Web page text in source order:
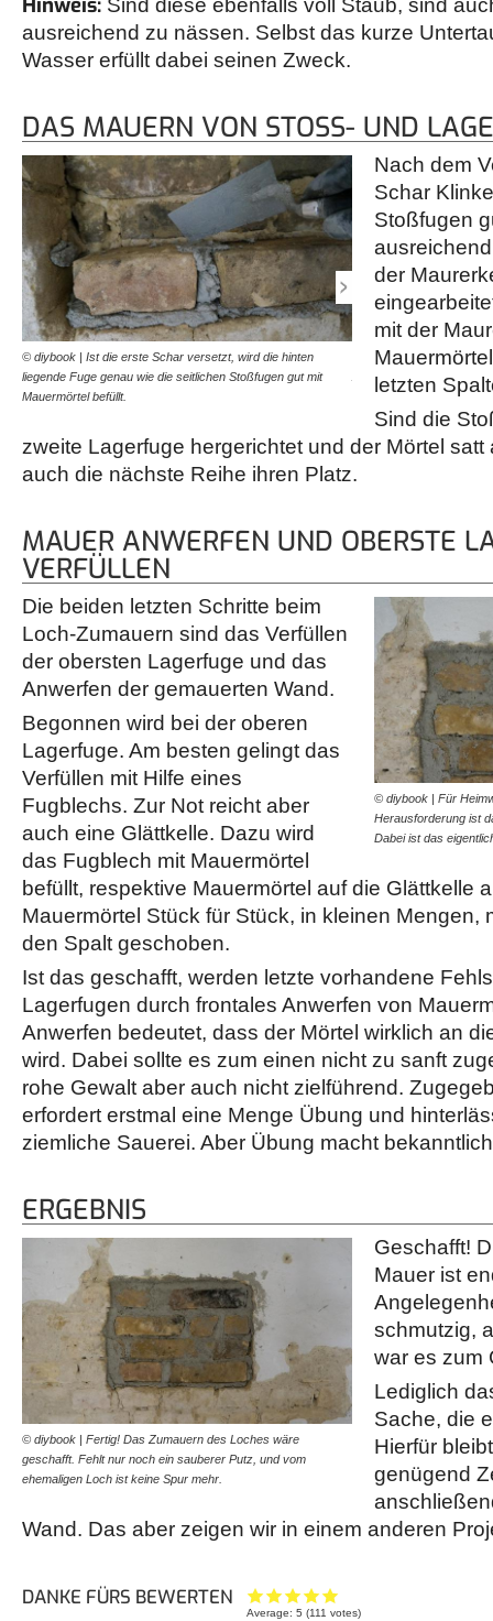
Sind diese ebenfalls voll Staub, sind
ausreichend zu nässen. Selbst das kurze
Wasser erfüllt dabei seinen Zweck.
DAS MAUERN VON STOSS- UND
© diybook | Ist die erste Schar versetzt, wird die hinten
liegende Fuge genau wie die seitlichen Stoßfugen gut mit
Mauermörtel befüllt.
© diybook | Ist das
Arbeitsschritte, bis das
wird auch die nächste…
Nach dem
Schar
Stoßfugen
der
mit der
letzten
Sind die
zweite Lagerfuge hergerichtet und der Mörtel
auch die nächste Reihe ihren Platz.
MAUER ANWERFEN UND OBERSTE
VERFÜLLEN
© diybook | Für
Herausforderung ist
Dabei ist das
Die beiden letzten Schritte beim
Loch-Zumauern sind das Verfüllen
der obersten Lagerfuge und das
Anwerfen der gemauerten Wand.
Begonnen wird bei der oberen
Lagerfuge. Am besten gelingt das
Verfüllen mit Hilfe eines
Fugblechs. Zur Not reicht aber
auch eine Glättkelle. Dazu wird
das Fugblech mit Mauermörtel
befüllt, respektive Mauermörtel auf die Glättkelle
Mauermörtel Stück für Stück, in kleinen Mengen,
den Spalt geschoben.
Ist das geschafft, werden letzte vorhandene
Lagerfugen durch frontales Anwerfen von
Anwerfen bedeutet, dass der Mörtel wirklich an
wird. Dabei sollte es zum einen nicht zu sanft
rohe Gewalt aber auch nicht zielführend.
erfordert erstmal eine Menge Übung und
ziemliche Sauerei. Aber Übung macht
ERGEBNIS
© diybook | Fertig! Das Zumauern des Loches wäre
geschafft. Fehlt nur noch ein sauberer Putz, und vom
ehemaligen Loch ist keine Spur mehr.
Geschafft!
Mauer ist
schmutzig,
war es zum
Lediglich
Sache, die
Hierfür
genügend
Wand. Das aber zeigen wir in einem anderen
DANKE FÜRS BEWERTEN
Average:5 (111 votes)